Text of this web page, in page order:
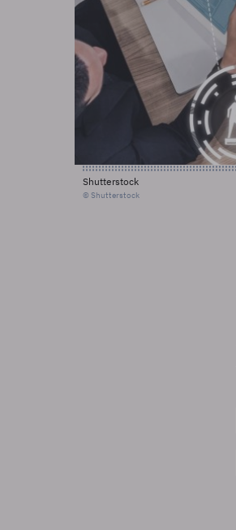
Shutterstock
© Shutterstock